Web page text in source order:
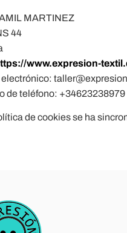
MARTINEZ
44
www.expresion-
electrónico:taller@
de teléfono: +34623238979
de cookies se ha